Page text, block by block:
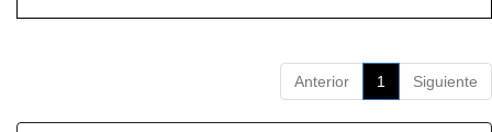
Anterior 1 Siguiente